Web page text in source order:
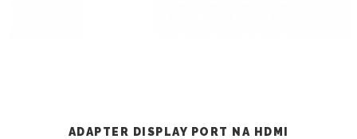
ADAPTER DISPLAY PORT NA HDMI